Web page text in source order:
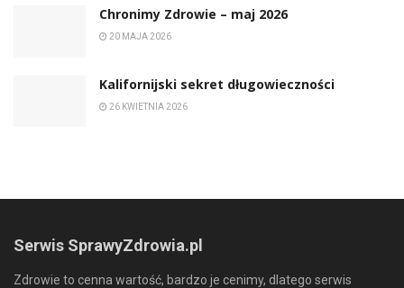
Chronimy Zdrowie ­– maj 2026
20 MAJA 2026
Kalifornijski sekret długowieczności
26 KWIETNIA 2026
Serwis SprawyZdrowia.pl
Zdrowie to cenna wartość, bardzo je cenimy, dlatego serwis